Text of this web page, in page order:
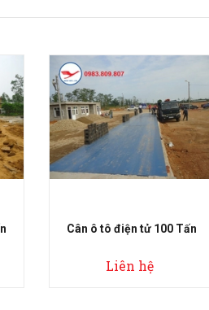
Cân ô tô điện tử 100 Tấn
Liên hệ